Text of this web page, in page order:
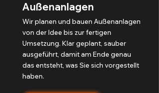
Außenanlagen
Wir planen und bauen Außenanlagen
von der Idee bis zur fertigen
Umsetzung. Klar geplant, sauber
ausgeführt, damit am Ende genau
das entsteht, was Sie sich vorgestellt
haben.